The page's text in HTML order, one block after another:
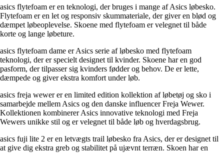
asics flytefoam er en teknologi, der bruges i mange af Asics løbesko.
Flytefoam er en let og responsiv skummateriale, der giver en blød og
dæmpet løbeoplevelse. Skoene med flytefoam er velegnet til både
korte og lange løbeture.
asics flytefoam dame er Asics serie af løbesko med flytefoam
teknologi, der er specielt designet til kvinder. Skoene har en god
pasform, der tilpasser sig kvinders fødder og behov. De er lette,
dæmpede og giver ekstra komfort under løb.
asics freja wewer er en limited edition kollektion af løbetøj og sko i
samarbejde mellem Asics og den danske influencer Freja Wewer.
Kollektionen kombinerer Asics innovative teknologi med Freja
Wewers unikke stil og er velegnet til både løb og hverdagsbrug.
asics fuji lite 2 er en letvægts trail løbesko fra Asics, der er designet til
at give dig ekstra greb og stabilitet på ujævnt terræn. Skoen har en